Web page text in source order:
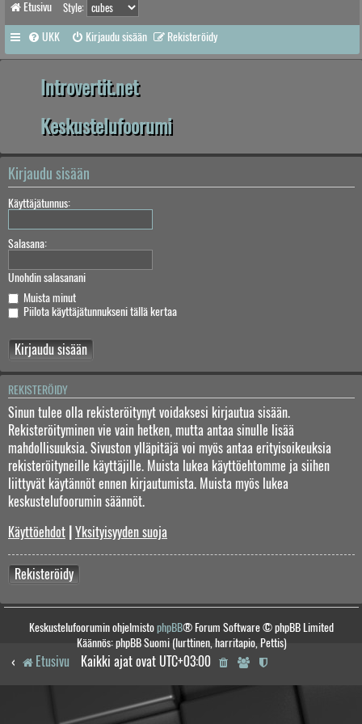
Etusivu Style:
UKK Kirjaudu sisään Rekisteröidy
Introvertit.net
Keskustelufoorumi
Kirjaudu sisään
Käyttäjätunnus:
Salasana:
Unohdin salasanani
Muista minut
Piilota käyttäjätunnukseni tällä kertaa
REKISTERÖIDY
Sinun tulee olla rekisteröitynyt voidaksesi kirjautua sisään.
Rekisteröityminen vie vain hetken, mutta antaa sinulle lisää
mahdollisuuksia. Sivuston ylläpitäjä voi myös antaa erityisoikeuksia
rekisteröityneille käyttäjille. Muista lukea käyttöehtomme ja siihen
liittyvät käytännöt ennen kirjautumista. Muista myös lukea
keskustelufoorumin säännöt.
Käyttöehdot Yksityisyyden suoja
Rekisteröidy
Keskustelufoorumin ohjelmistophpBB® Forum Software © phpBB Limited
Käännös: phpBB Suomi (lurttinen, harritapio, Pettis)
Etusivu Kaikki ajat ovat UTC+03:00